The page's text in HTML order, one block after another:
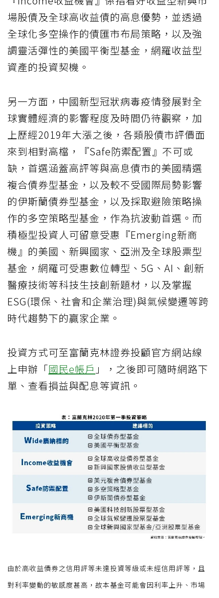
場股債及全球高收益債的高息優勢，並透過
全球化多空操作的債匯市布局策略，以及強
調靈活彈性的美國平衡型基金，網羅收益型
資產的投資契機。
另一方面，中國新型冠狀病毒疫情發展對全
球實體經濟的影響程度及時間仍待觀察，加
上歷經2019年大漲之後，各類股債市評價面
來到相對高檔，『Safe防禦配置』不可或
缺，首選涵蓋高評等與高息債市的美國精選
複合債券型基金，以及較不受國際局勢影響
的伊斯蘭債券型基金，以及採取避險策略操
作的多空策略型基金，作為抗波動首選。而
積極型投資人可留意受惠『Emerging新商
機』的美國、新興國家、亞洲及全球股票型
基金，網羅可受惠數位轉型、5G、AI、創新
醫療技術等科技生技創新題材，以及掌握
ESG(環保、社會和企業治理)與氣候變遷等跨
時代趨勢下的贏家企業。
投資方式可至富蘭克林證券投顧官方網站線
上申辦「國民e帳戶 」，之後即可隨時網路下
單、查看損益與配息等資訊。
由於高收益債券之信用評等未達投資等級或未經信用評等，且
對利率變動的敏感度甚高，故本基金可能會因利率上升、市場